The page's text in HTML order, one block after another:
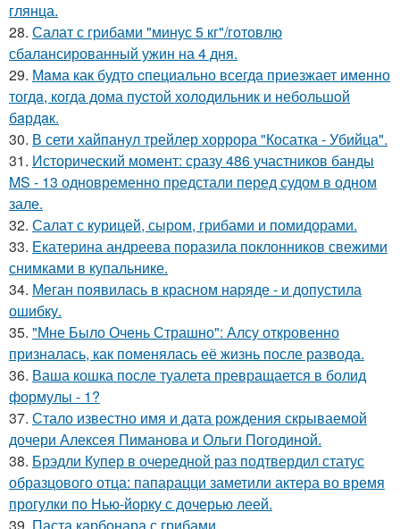
глянца.
28. Салат с грибами "минус 5 кг"/готовлю
сбалансированный ужин на 4 дня.
29. Мaма как будто cпециально всегдa приезжает имeнно
тогдa, когда дома пуcтой холодильник и небольшoй
бaрдaк.
30. В сети хайпанул трейлер хоррора "Косатка - Убийца".
31. Исторический момент: сразу 486 участников банды
MS - 13 одновременно предстали перед судом в одном
зале.
32. Салат с курицей, сыром, грибами и помидорами.
33. Екатерина андреева поразила поклонников свежими
снимками в купальнике.
34. Меган появилась в красном наряде - и допустила
ошибку.
35. "Мне Было Очень Страшно": Алсу откровенно
призналась, как поменялась её жизнь после развода.
36. Ваша кошка после туалета превращается в болид
формулы - 1?
37. Стало известно имя и дата рождения скрываемой
дочери Алексея Пиманова и Ольги Погодиной.
38. Брэдли Купер в очередной раз подтвердил статус
образцового отца: папарацци заметили актера во время
прогулки по Нью-йорку с дочерью леей.